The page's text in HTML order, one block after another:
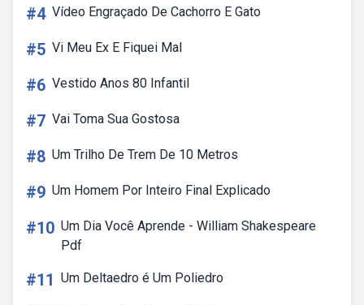
#4 Vídeo Engraçado De Cachorro E Gato
#5 Vi Meu Ex E Fiquei Mal
#6 Vestido Anos 80 Infantil
#7 Vai Toma Sua Gostosa
#8 Um Trilho De Trem De 10 Metros
#9 Um Homem Por Inteiro Final Explicado
#10 Um Dia Você Aprende - William Shakespeare
Pdf
#11 Um Deltaedro é Um Poliedro